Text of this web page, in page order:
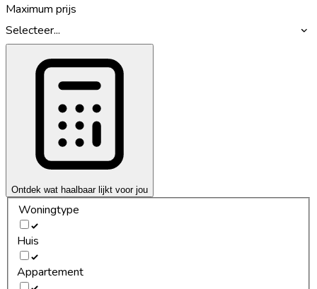
Maximum prijs
Selecteer...
Ontdek wat haalbaar lijkt voor jou
Woningtype
Huis
Appartement